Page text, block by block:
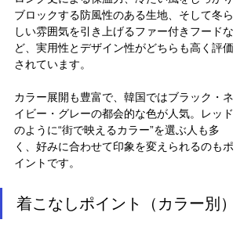
ブロックする防風性のある生地、そして冬ら
しい雰囲気を引き上げるファー付きフードな
ど、実用性とデザイン性がどちらも高く評価
されています。
カラー展開も豊富で、韓国ではブラック・ネ
イビー・グレーの都会的な色が人気。レッド
のように“街で映えるカラー”を選ぶ人も多
く、好みに合わせて印象を変えられるのもポ
イントです。
着こなしポイント（カラー別）